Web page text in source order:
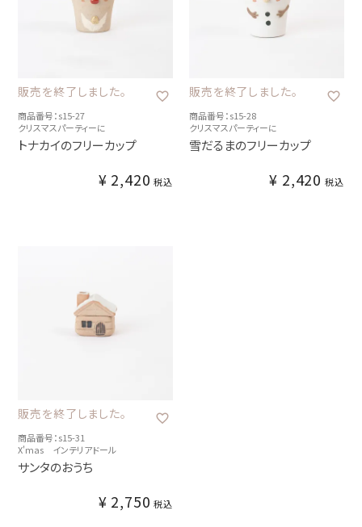
販売を終了しました。
商品番号：s15-27
クリスマスパーティーに
トナカイのフリーカップ
¥ 2,420 税込
販売を終了しました。
商品番号：s15-28
クリスマスパーティーに
雪だるまのフリーカップ
¥ 2,420 税込
販売を終了しました。
商品番号：s15-31
X'mas インテリアドール
サンタのおうち
¥ 2,750 税込